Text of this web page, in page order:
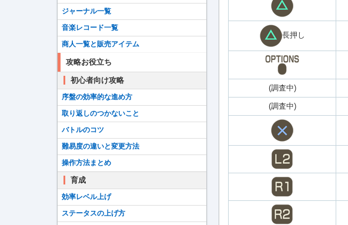
長押し
(調査中)
(調査中)
ジャーナル一覧
音楽レコード一覧
商人一覧と販売アイテム
攻略お役立ち
初心者向け攻略
序盤の効率的な進め方
取り返しのつかないこと
バトルのコツ
難易度の違いと変更方法
操作方法まとめ
育成
効率レベル上げ
ステータスの上げ方